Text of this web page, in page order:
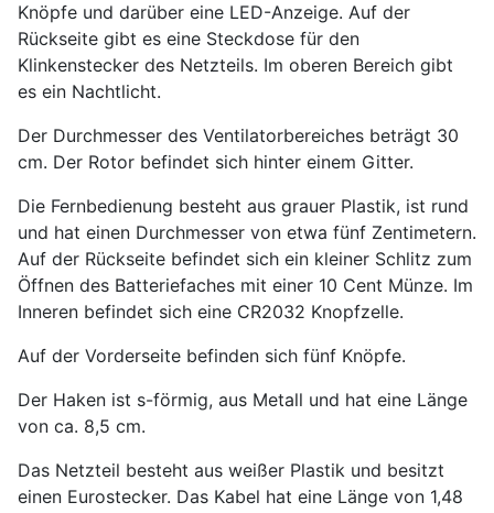
Knöpfe und darüber eine LED-Anzeige. Auf der
Rückseite gibt es eine Steckdose für den
Klinkenstecker des Netzteils. Im oberen Bereich gibt
es ein Nachtlicht.
Der Durchmesser des Ventilatorbereiches beträgt 30
cm. Der Rotor befindet sich hinter einem Gitter.
Die Fernbedienung besteht aus grauer Plastik, ist rund
und hat einen Durchmesser von etwa fünf Zentimetern.
Auf der Rückseite befindet sich ein kleiner Schlitz zum
Öffnen des Batteriefaches mit einer 10 Cent Münze. Im
Inneren befindet sich eine CR2032 Knopfzelle.
Auf der Vorderseite befinden sich fünf Knöpfe.
Der Haken ist s-förmig, aus Metall und hat eine Länge
von ca. 8,5 cm.
Das Netzteil besteht aus weißer Plastik und besitzt
einen Eurostecker. Das Kabel hat eine Länge von 1,48